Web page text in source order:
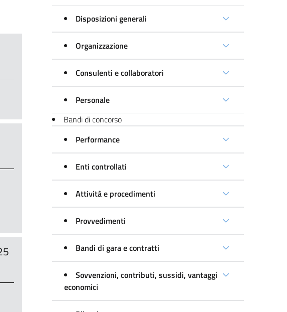
Disposizioni generali
Organizzazione
Consulenti e collaboratori
Personale
Bandi di concorso
Performance
Enti controllati
Attività e procedimenti
Provvedimenti
Bandi di gara e contratti
Sovvenzioni, contributi, sussidi, vantaggi
economici